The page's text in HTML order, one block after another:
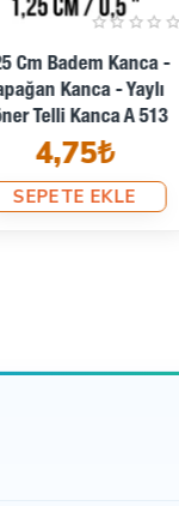
1,5 Cm
Papağan
Döner
SEPETE